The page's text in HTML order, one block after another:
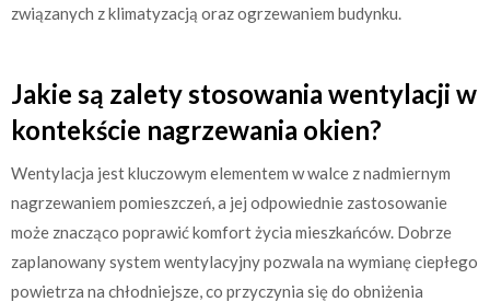
związanych z klimatyzacją oraz ogrzewaniem budynku.
Jakie są zalety stosowania wentylacji w
kontekście nagrzewania okien?
Wentylacja jest kluczowym elementem w walce z nadmiernym
nagrzewaniem pomieszczeń, a jej odpowiednie zastosowanie
może znacząco poprawić komfort życia mieszkańców. Dobrze
zaplanowany system wentylacyjny pozwala na wymianę ciepłego
powietrza na chłodniejsze, co przyczynia się do obniżenia